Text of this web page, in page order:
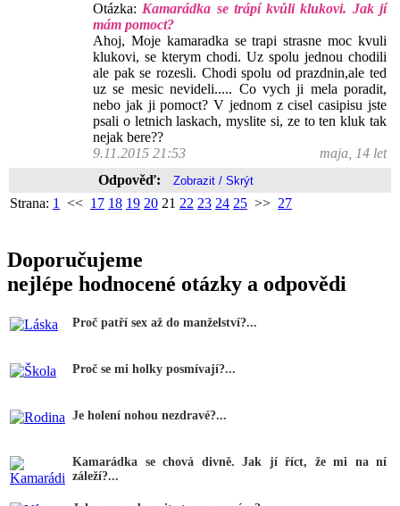
Otázka: Kamarádka se trápí kvůli klukovi. Jak jí
mám pomoct?
Ahoj, Moje kamaradka se trapi strasne moc kvuli
klukovi, se kterym chodi. Uz spolu jednou chodili
ale pak se rozesli. Chodi spolu od prazdnin,ale ted
uz se mesic nevideli..... Co vych ji mela poradit,
nebo jak ji pomoct? V jednom z cisel casipisu jste
psali o letnich laskach, myslite si, ze to ten kluk tak
nejak bere??
9.11.2015 21:53
maja, 14 let
Odpověď:
Strana: 1 << 17 18 19 20 21 22 23 24 25 >> 27
Doporučujeme
nejlépe hodnocené otázky a odpovědi
Proč patří sex až do manželství?...
Proč se mi holky posmívají?...
Je holení nohou nezdravé?...
Kamarádka se chová divně. Jak jí říct, že mi na ní
záleží?...